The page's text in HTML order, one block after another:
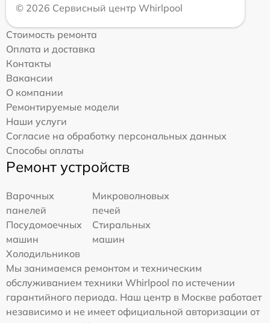
© 2026 Сервисный центр Whirlpool
Стоимость ремонта
Оплата и доставка
Контакты
Вакансии
О компании
Ремонтируемые модели
Наши услуги
Согласие на обработку персональных данных
Способы оплаты
Ремонт устройств
Варочных
панелей
Микроволновых
печей
Посудомоечных
машин
Стиральных
машин
Холодильников
Мы занимаемся ремонтом и техническим
обслуживанием техники Whirlpool по истечении
гарантийного периода. Наш центр в Москве работает
независимо и не имеет официальной авторизации от